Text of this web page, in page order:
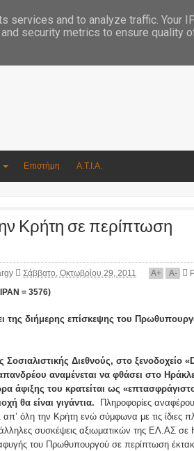
Επιστήμη Α.Τ.Ι.Α.
Κρήτη σε περίπτωση
Σάββατο, Οκτωβρίου 29, 2011 A+ A-
= 3576)
της διήμερης επίσκεψης του
Σοσιαλιστικής Διεθνούς, στο ξενοδοχείο
αναμένεται να φθάσει στο
άφιξης του κρατείται ως
θα είναι γιγάντια.
Πληροφορίες
όλη την Κρήτη ενώ σύμφωνα με τις ίδιες
συσκέψεις αξιωματικών της ΕΛ.ΑΣ σε
του Πρωθυπουργού σε περίπτωση
and to analyze traffic. Your
security metrics to ensure quality